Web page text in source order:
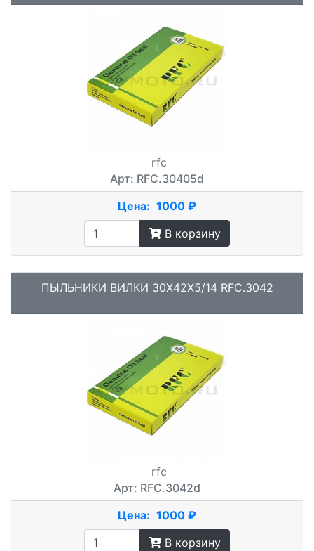
rfc
Арт: RFC.30405d
Цена: 1000 ₽
В корзину
ПЫЛЬНИКИ ВИЛКИ 30X42X5/14 RFC.3042
rfc
Арт: RFC.3042d
Цена: 1000 ₽
В корзину